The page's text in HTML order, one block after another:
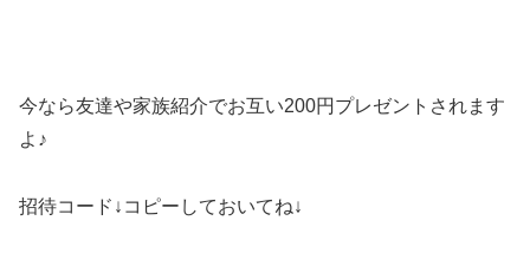
今なら友達や家族紹介でお互い200円プレゼントされます
よ♪
招待コード↓コピーしておいてね↓